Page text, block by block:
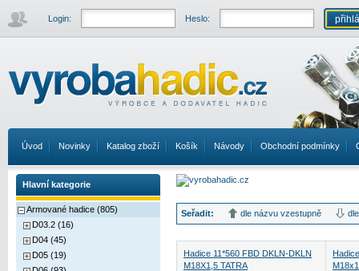
Login: Heslo:
Úvod Novinky Katalog zboží Košík Návody Obchodní podmínky
Hlavní kategorie
Armované hadice (805)
D03.2 (16)
D04 (45)
D05 (19)
Seřadit: dle názvu vzestupně
Hadice 11*560 FBD DKLN-DKLN
M18X1,5 TATRA